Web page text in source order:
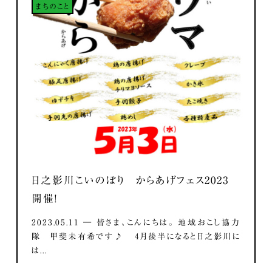
まちのこと
日之影川こいのぼり からあげフェス2023
開催！
2023.05.11 ― 皆さま、こんにちは。 地域おこし協力
隊 甲斐未有希です♪ 4月後半になると日之影川に
は...